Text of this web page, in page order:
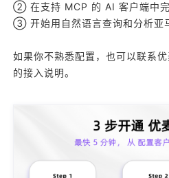
② 在支持 MCP 的 AI 客户端中
③ 开始用自然语言查询和分析亚
如果你不熟悉配置，也可以联系
的接入说明。